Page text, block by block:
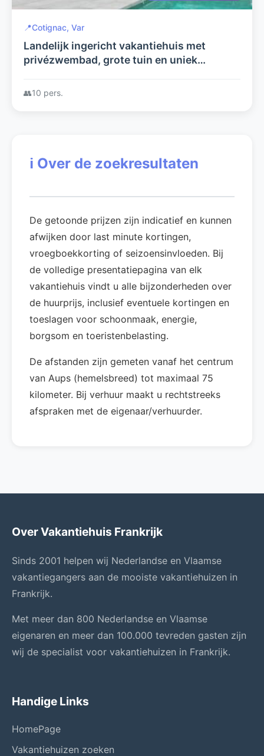
📍Cotignac, Var
Landelijk ingericht vakantiehuis met
privézwembad, grote tuin en uniek
👥10 pers.
ℹ️ Over de zoekresultaten
De getoonde prijzen zijn indicatief en kunnen
afwijken door last minute kortingen,
vroegboekkorting of seizoensinvloeden. Bij
de volledige presentatiepagina van elk
vakantiehuis vindt u alle bijzonderheden over
de huurprijs, inclusief eventuele kortingen en
toeslagen voor schoonmaak, energie,
borgsom en toeristenbelasting.
De afstanden zijn gemeten vanaf het centrum
van Aups (hemelsbreed) tot maximaal 75
kilometer. Bij verhuur maakt u rechtstreeks
afspraken met de eigenaar/verhuurder.
Over Vakantiehuis Frankrijk
Sinds 2001 helpen wij Nederlandse en Vlaamse
vakantiegangers aan de mooiste vakantiehuizen in
Frankrijk.
Met meer dan 800 Nederlandse en Vlaamse
eigenaren en meer dan 100.000 tevreden gasten zijn
wij de specialist voor vakantiehuizen in Frankrijk.
Handige Links
HomePage
Vakantiehuizen zoeken